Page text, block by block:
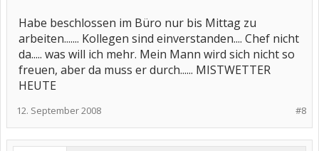
Habe beschlossen im Büro nur bis Mittag zu
arbeiten....... Kollegen sind einverstanden.... Chef nicht
da..... was will ich mehr. Mein Mann wird sich nicht so
freuen, aber da muss er durch...... MISTWETTER
HEUTE
#8
12. September 2008